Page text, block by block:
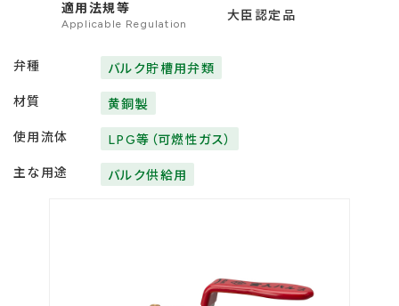
適用法規等
Applicable Regulation
大臣認定品
弁種 バルク貯槽用弁類
材質 黄銅製
使用流体 LPG等（可燃性ガス）
主な用途 バルク供給用